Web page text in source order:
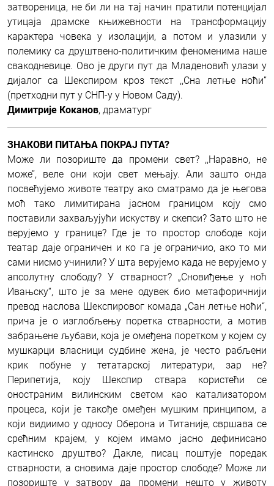
затвореница, не би ли на тај начин пратили потенцијал
утицаја драмске књижевности на трансформацију
карактера човека у изолацији, а потом и улазили у
полемику са друштвено-политичким феноменима наше
свакодневице. Ово је други пут да Младеновић улази у
дијалог са Шекспиром кроз текст ,,Сна летње ноћи’’
(претходни пут у СНП-у у Новом Саду).
Димитрије Коканов, драматург
ЗНАКОВИ ПИТАЊА ПОКРАЈ ПУТА?
Може ли позориште да промени свет? ,,Наравно, не
може’’, веле они који свет мењају. Али зашто онда
посвећујемо животе театру ако сматрамо да је његова
моћ тако лимитирана јасном границом коју смо
поставили захваљујући искуству и скепси? Зато што не
верујемо у границе? Где је то простор слободе који
театар даје ограничен и ко га је ограничио, ако то ми
сами нисмо учинили? У шта верујемо када не верујемо у
апсолутну слободу? У стварност? „Сновиђење у ноћ
Ивањску“, што је за мене одувек био метафоричнији
превод наслова Шекспировог комада „Сан летње ноћи“,
прича је о изглобљењу поретка стварности, а мотив
забрањене љубави, која је омеђена поретком у којем су
мушкарци власници судбине жена, је често рабљени
крик побуне у тетатарској литератури, зар не?
Перипетија, коју Шекспир ствара користећи се
оностраним вилинским светом као катализатором
процеса, који је такође омеђен мушким принципом, а
који видиимо у односу Оберона и Титаније, свршава се
срећним крајем, у којем имамо јасно дефинисано
кастинско друштво? Дакле, писац поштује поредак
стварности, а сновима даје простор слободе? Може ли
позориште у затвору да промени нешто у животу